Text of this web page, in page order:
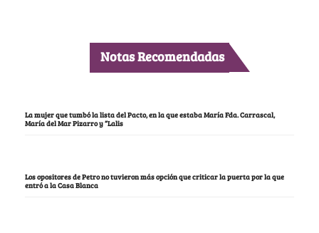
Notas Recomendadas
La mujer que tumbó la lista del Pacto, en la que estaba María Fda. Carrascal,
María del Mar Pizarro y “Lalis
Los opositores de Petro no tuvieron más opción que criticar la puerta por la que
entró a la Casa Blanca